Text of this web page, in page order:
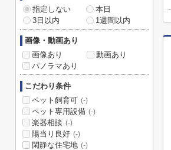
指定しない
本日
3日以内
1週間以内
画像・動画あり
画像あり
動画あり
パノラマあり
こだわり条件
ペット飼育可 (-)
ペット専用設備 (-)
楽器相談 (-)
陽当り良好 (-)
閑静な住宅地 (-)